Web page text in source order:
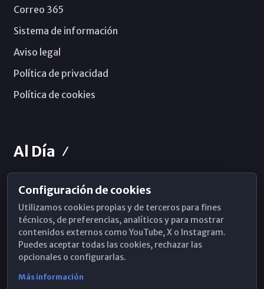
Correo 365
Sistema de información
Aviso legal
Política de privacidad
Política de cookies
Al Día
Horarios de Misa
Hemeroteca
WhatsApp
Configuración de cookies
Utilizamos cookies propias y de terceros para fines
técnicos, de preferencias, analíticos y para mostrar
contenidos externos como YouTube, X o Instagram.
Puedes aceptar todas las cookies, rechazar las
opcionales o configurarlas.
Más información